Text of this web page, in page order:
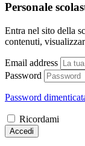
Personale
Entra nel sito della
contenuti,
Email address
Password
Password
Ricordami
Accedi